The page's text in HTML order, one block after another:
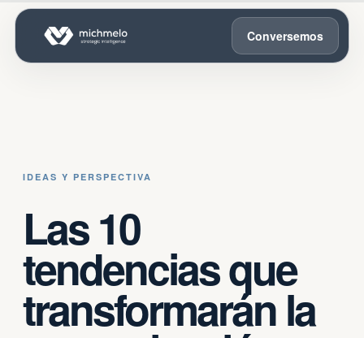
Conversemos
IDEAS Y PERSPECTIVA
Las 10
tendencias que
transformarán la